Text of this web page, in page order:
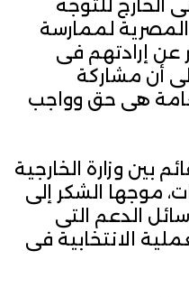
للتوجه
المصرية لممارسة
عن إرادتهم فى
أن مشاركة
هى حق وواجب
بين وزارة الخارجية
موجها الشكر إلى
الدعم التى
الانتخابية فى